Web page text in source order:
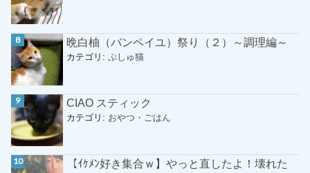
晩白柚（バンペイユ）祭り（２）～調理編～
カテゴリ:ぷしゅ猫
CIAO スティック
カテゴリ: おやつ・ごはん
【ｲｹﾒﾝ好き集合ｗ】やっと直したよ！壊れた